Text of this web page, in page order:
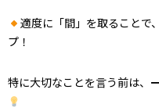
適度に「間」を取ることで
プ！
特に大切なことを言う前は、